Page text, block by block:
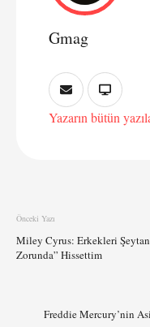
Gmag
Yazarın bütün
Önceki Yazı
Miley Cyrus: Erkekleri
Zorunda” Hissettim
Freddie Mercury’nin